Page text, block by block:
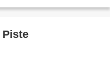
La ROCHELLE. Ecole de vélo Piste